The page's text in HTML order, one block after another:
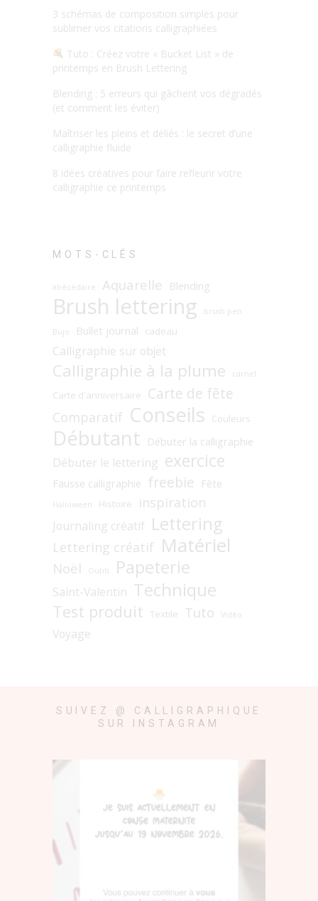
3 schémas de composition simples pour
sublimer vos citations calligraphiées
Tuto : Créez votre « Bucket List » de
printemps en Brush Lettering
Blending : 5 erreurs qui gâchent vos dégradés
(et comment les éviter)
Maîtriser les pleins et déliés : le secret d’une
calligraphie fluide
8 idées créatives pour faire refleurir votre
calligraphie ce printemps
MOTS-CLÉS
abécédaire Aquarelle Blending
Brush lettering brush pen
Bujo Bullet journal cadeau
Calligraphie sur objet
Calligraphie à la plume carnet
Carte d'anniversaire Carte de fête
Comparatif Conseils Couleurs
Débutant Débuter la calligraphie
Débuter le lettering exercice
Fausse calligraphie freebie Fête
Halloween Histoire inspiration
Journaling créatif Lettering
Lettering créatif Matériel
Noël Outils Papeterie
Saint-Valentin Technique
Test produit Textile Tuto Vidéo
Voyage
SUIVEZ @ CALLIGRAPHIQUE
SUR INSTAGRAM